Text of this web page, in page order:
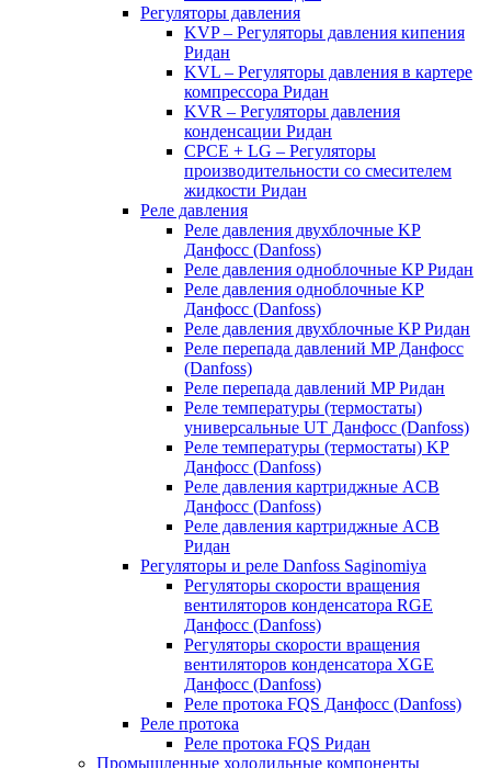
Регуляторы давления
KVP – Регуляторы давления кипения
Ридан
KVL – Регуляторы давления в картере
компрессора Ридан
KVR – Регуляторы давления
конденсации Ридан
CPCE + LG – Регуляторы
производительности со смесителем
жидкости Ридан
Реле давления
Реле давления двухблочные KP
Данфосс (Danfoss)
Реле давления одноблочные KP Ридан
Реле давления одноблочные KP
Данфосс (Danfoss)
Реле давления двухблочные KP Ридан
Реле перепада давлений MP Данфосс
(Danfoss)
Реле перепада давлений MP Ридан
Реле температуры (термостаты)
универсальные UT Данфосс (Danfoss)
Реле температуры (термостаты) KP
Данфосс (Danfoss)
Реле давления картриджные ACB
Данфосс (Danfoss)
Реле давления картриджные ACB
Ридан
Регуляторы и реле Danfoss Saginomiya
Регуляторы скорости вращения
вентиляторов конденсатора RGE
Данфосс (Danfoss)
Регуляторы скорости вращения
вентиляторов конденсатора XGE
Данфосс (Danfoss)
Реле протока FQS Данфосс (Danfoss)
Реле протока
Реле протока FQS Ридан
Промышленные холодильные компоненты